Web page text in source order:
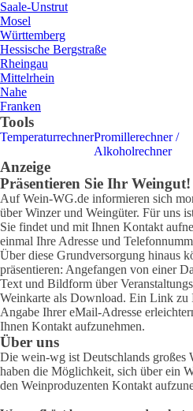
Saale-Unstrut
Mosel
Württemberg
Hessische Bergstraße
Rheingau
Mittelrhein
Nahe
Franken
Tools
TemperaturrechnerPromillerechner /
Alkoholrechner
Anzeige
Präsentieren Sie Ihr Weingut!
Auf Wein-WG.de informieren sich
über Winzer und Weingüter. Für uns
Sie findet und mit Ihnen Kontakt
einmal Ihre Adresse und
Über diese Grundversorgung hinaus
präsentieren: Angefangen von einer
Text und Bildform über
Weinkarte als Download. Ein Link zu
Angabe Ihrer eMail-Adresse
Ihnen Kontakt aufzunehmen.
Über uns
Die wein-wg ist Deutschlands großes
haben die Möglichkeit, sich über ein
den Weinproduzenten Kontakt